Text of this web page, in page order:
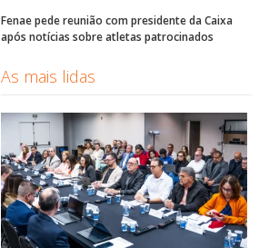
Fenae pede reunião com presidente da Caixa
após notícias sobre atletas patrocinados
As mais lidas